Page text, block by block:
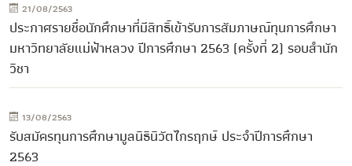
21/08/2563
ประกาศรายชื่อนักศึกษาที่มีสิทธิ์เข้ารับการสัมภาษณ์ทุนการศึกษา
มหาวิทยาลัยแม่ฟ้าหลวง ปีการศึกษา 2563 (ครั้งที่ 2) รอบสำนัก
วิชา
13/08/2563
รับสมัครทุนการศึกษามูลนิธินิวัตไกรฤกษ์ ประจำปีการศึกษา
2563